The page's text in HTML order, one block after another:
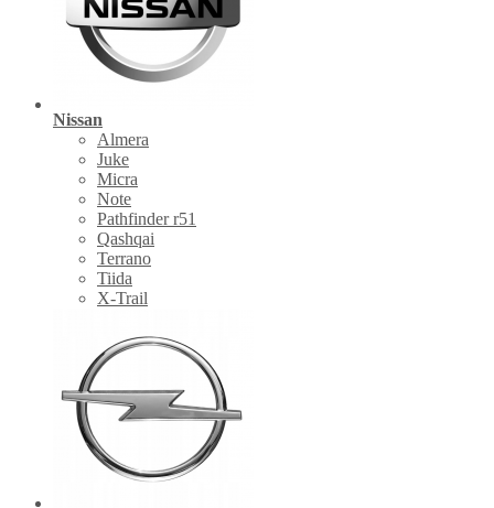
Nissan
Almera
Juke
Micra
Note
Pathfinder r51
Qashqai
Terrano
Tiida
X-Trail